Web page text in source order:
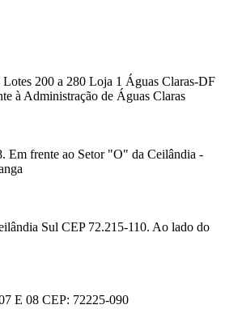
Lotes 200 a 280 Loja 1 Águas Claras-DF
à Administração de Águas Claras
Em frente ao Setor "O" da Ceilândia -
Sul CEP 72.215-110. Ao lado do
E 08 CEP: 72225-090